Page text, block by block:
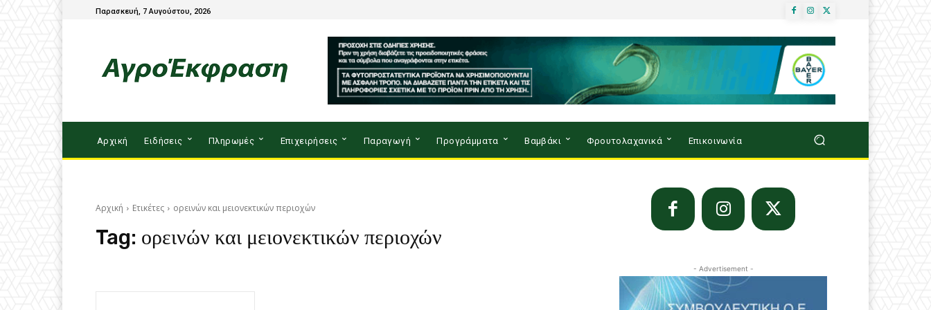
Παρασκευή, 7 Αυγούστου, 2026
Αρχική Ειδήσεις Πληρωμές Επιχειρήσεις Παραγωγή Προγράμματα Βαμβάκι Φρουτολαχανικά Επικοινωνία
Αρχική Ετικέτες ορεινών και μειονεκτικών περιοχών
Tag: ορεινών και μειονεκτικών περιοχών
- Advertisement -